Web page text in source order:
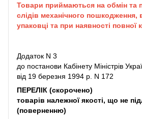
Товари приймаються на обмін та
слідів механічного пошкодження,
упаковці та при наявності повної
Додаток N 3
до постанови Кабінету Міністрів
від 19 березня 1994 р. N 172
ПЕРЕЛІК (скорочено)
товарів належної якості, що не
(поверненню)